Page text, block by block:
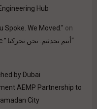
Hub
Spoke. We Moved." on
by Dubai
AEMP Partnership to
City